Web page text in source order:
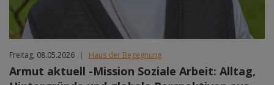
Freitag, 08.05.2026 | Haus der Begegnung
Armut aktuell -Mission Soziale Arbeit: Alltag,